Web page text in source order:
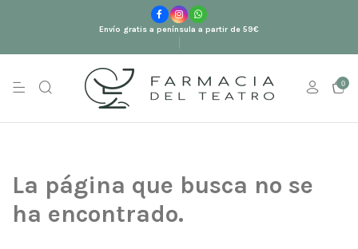
Envío gratis a península a partir de 59€
0
La página que busca no se
ha encontrado.